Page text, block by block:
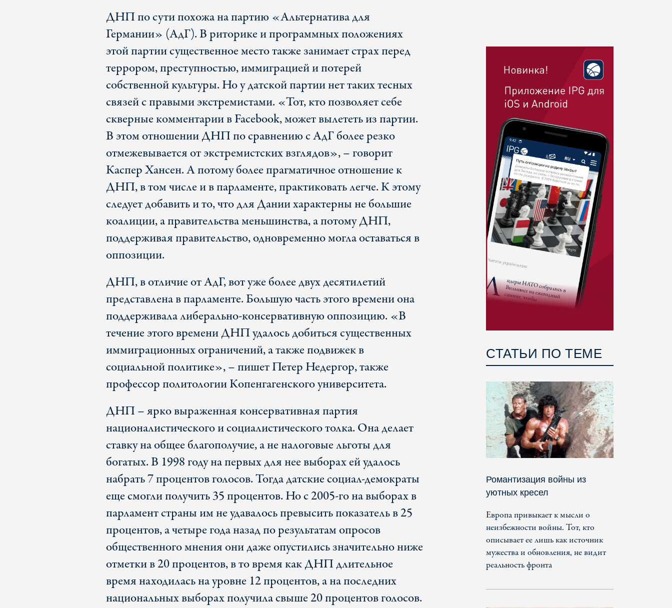
ДНП по сути похожа на партию «Альтернатива для
Германии» (АдГ). В риторике и программных положениях
этой партии существенное место также занимает страх перед
террором, преступностью, иммиграцией и потерей
собственной культуры. Но у датской партии нет таких тесных
связей с правыми экстремистами. «Тот, кто позволяет себе
скверные комментарии в Facebook, может вылететь из партии.
В этом отношении ДНП по сравнению с АдГ более резко
отмежевывается от экстремистских взглядов», – говорит
Каспер Хансен. А потому более прагматичное отношение к
ДНП, в том числе и в парламенте, практиковать легче. К этому
следует добавить и то, что для Дании характерны не большие
коалиции, а правительства меньшинства, а потому ДНП,
поддерживая правительство, одновременно могла оставаться в
оппозиции.
ДНП, в отличие от АдГ, вот уже более двух десятилетий
представлена в парламенте. Большую часть этого времени она
поддерживала либерально-консервативную оппозицию. «В
течение этого времени ДНП удалось добиться существенных
иммиграционных ограничений, а также подвижек в
социальной политике», – пишет Петер Недергор, также
профессор политологии Копенгагенского университета.
ДНП – ярко выраженная консервативная партия
националистического и социалистического толка. Она делает
ставку на общее благополучие, а не налоговые льготы для
богатых. В 1998 году на первых для нее выборах ей удалось
набрать 7 процентов голосов. Тогда датские социал-демократы
еще смогли получить 35 процентов. Но с 2005-го на выборах в
парламент страны им не удавалось превысить показатель в 25
процентов, а четыре года назад по результатам опросов
общественного мнения они даже опустились значительно ниже
отметки в 20 процентов, в то время как ДНП длительное
время находилась на уровне 12 процентов, а на последних
национальных выборах получила свыше 20 процентов голосов.
СТАТЬИ ПО ТЕМЕ
Романтизация войны из
уютных кресел
Европа привыкает к мысли о
неизбежности войны. Тот, кто
описывает ее лишь как источник
мужества и обновления, не видит
реальность фронта